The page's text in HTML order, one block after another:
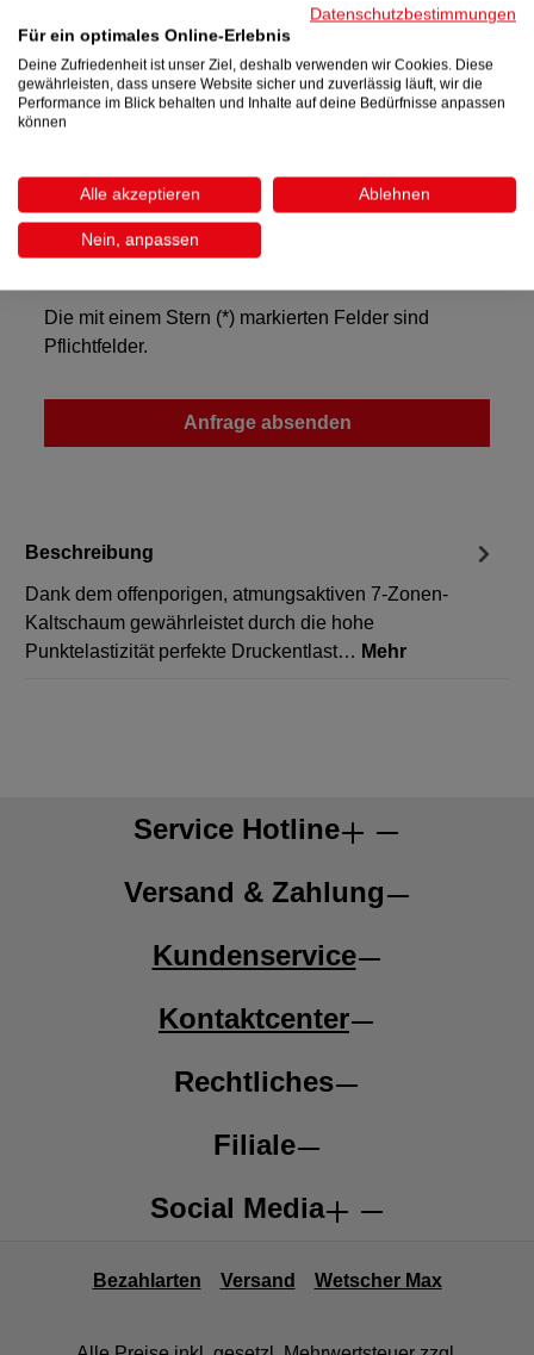
Anfragedetails
Ich habe dieDatenschutzbestimmungenzur
Kenntnis genommen und die
bin damit einverstanden. *
Die mit einem Stern (*) markierten Felder sind
Pflichtfelder.
Anfrage absenden
Beschreibung
Dank dem offenporigen, atmungsaktiven 7-Zonen-
Kaltschaum gewährleistet durch die hohe
Punktelastizität perfekte Druckentlast… Mehr
Service Hotline
Versand & Zahlung
Kundenservice
Kontaktcenter
Rechtliches
Filiale
Social Media
Bezahlarten Versand Wetscher Max
Datenschutzbestimmungen
Für ein optimales Online-Erlebnis
Deine Zufriedenheit ist unser Ziel, deshalb verwenden wir Cookies. Diese
gewährleisten, dass unsere Website sicher und zuverlässig läuft, wir die
Performance im Blick behalten und Inhalte auf deine Bedürfnisse anpassen
können
Alle akzeptieren Ablehnen
Nein, anpassen